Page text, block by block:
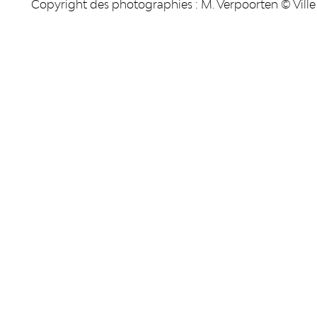
Copyright des photographies : M. Verpoorten ©